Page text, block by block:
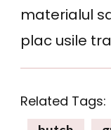
materialul
plac usile
Related Tags: